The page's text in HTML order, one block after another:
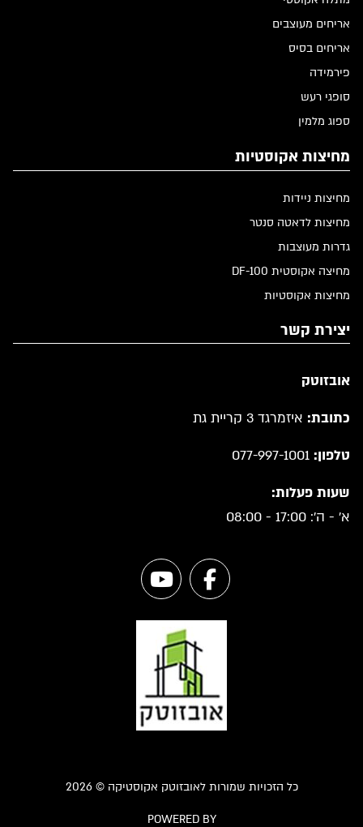
אריחים מעוצבים
אריחים בסיס
פירמידה
סופגי רעש
ספוג מלמין
מחיצות אקוסטיות
מחיצות ניידות
מחיצות לדאטה סנטר
גדרות מעוצבות
מחיצה אקוסטית DF-100
מחיצות אקוסטיות
יצירת קשר
אובזוטק
כתובת: איזמרגד 3 קריית גת
טלפון: 077-997-1001
שעות פעלות:
א' - ה': 17:00 - 08:00
כל הזכויות שמורות לאובזוטק אקוסטיקה © 2026
POWERED BY